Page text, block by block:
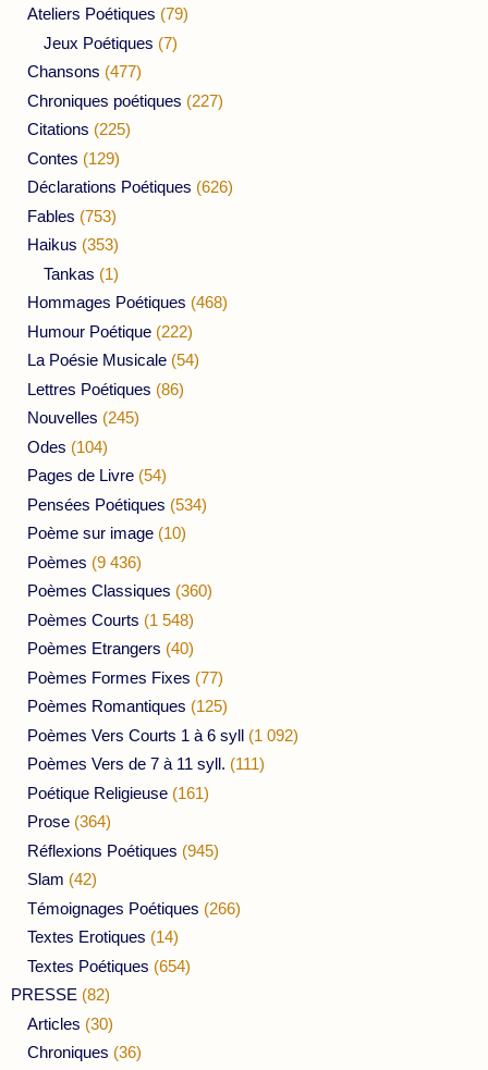
Ateliers Poétiques (79)
Jeux Poétiques (7)
Chansons (477)
Chroniques poétiques (227)
Citations (225)
Contes (129)
Déclarations Poétiques (626)
Fables (753)
Haikus (353)
Tankas (1)
Hommages Poétiques (468)
Humour Poétique (222)
La Poésie Musicale (54)
Lettres Poétiques (86)
Nouvelles (245)
Odes (104)
Pages de Livre (54)
Pensées Poétiques (534)
Poème sur image (10)
Poèmes (9 436)
Poèmes Classiques (360)
Poèmes Courts (1 548)
Poèmes Etrangers (40)
Poèmes Formes Fixes (77)
Poèmes Romantiques (125)
Poèmes Vers Courts 1 à 6 syll (1 092)
Poèmes Vers de 7 à 11 syll. (111)
Poétique Religieuse (161)
Prose (364)
Réflexions Poétiques (945)
Slam (42)
Témoignages Poétiques (266)
Textes Erotiques (14)
Textes Poétiques (654)
PRESSE (82)
Articles (30)
Chroniques (36)